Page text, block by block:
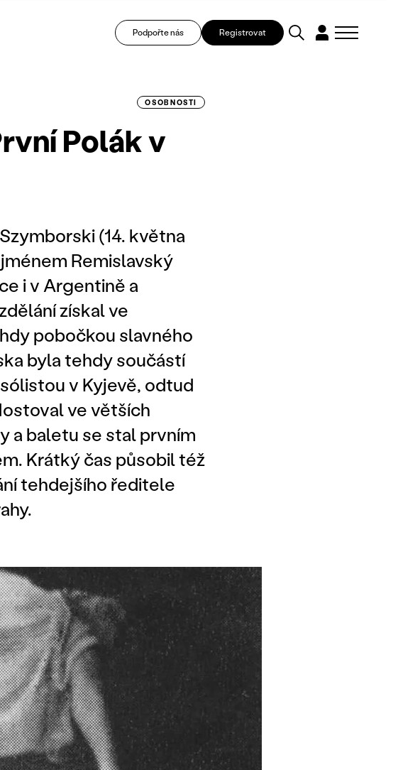
Podpořte nás Registrovat
OSOBNOSTI
Polák v
(14. května
Remislavský
i v Argentině a
získal ve
pobočkou slavného
byla tehdy součástí
v Kyjevě, odtud
ve větších
a baletu se stal prvním
Krátký čas působil též
tehdejšího ředitele